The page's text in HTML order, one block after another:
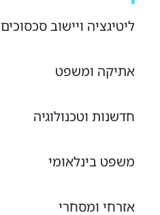
ליטיגציה ויישוב סכסוכים
אתיקה ומשפט
חדשנות וטכנולוגיה
משפט בינלאומי
אזרחי ומסחרי